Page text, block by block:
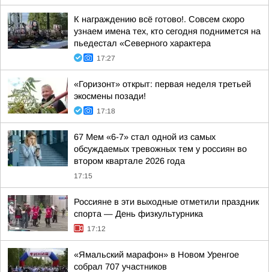
К награждению всё готово!. Совсем скоро
узнаем имена тех, кто сегодня поднимется на
пьедестал «Северного характера
17:27
«Горизонт» открыт: первая неделя третьей
экосмены позади!
17:18
67 Мем «6-7» стал одной из самых
обсуждаемых тревожных тем у россиян во
втором квартале 2026 года
17:15
Россияне в эти выходные отметили праздник
спорта — День физкультурника
17:12
«Ямальский марафон» в Новом Уренгое
собрал 707 участников